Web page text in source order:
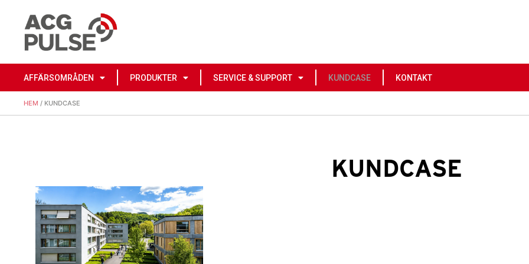
AFFÄRSOMRÅDEN PRODUKTER SERVICE & SUPPORT KUNDCASE KONTAKT
HEM / KUNDCASE
KUNDCASE